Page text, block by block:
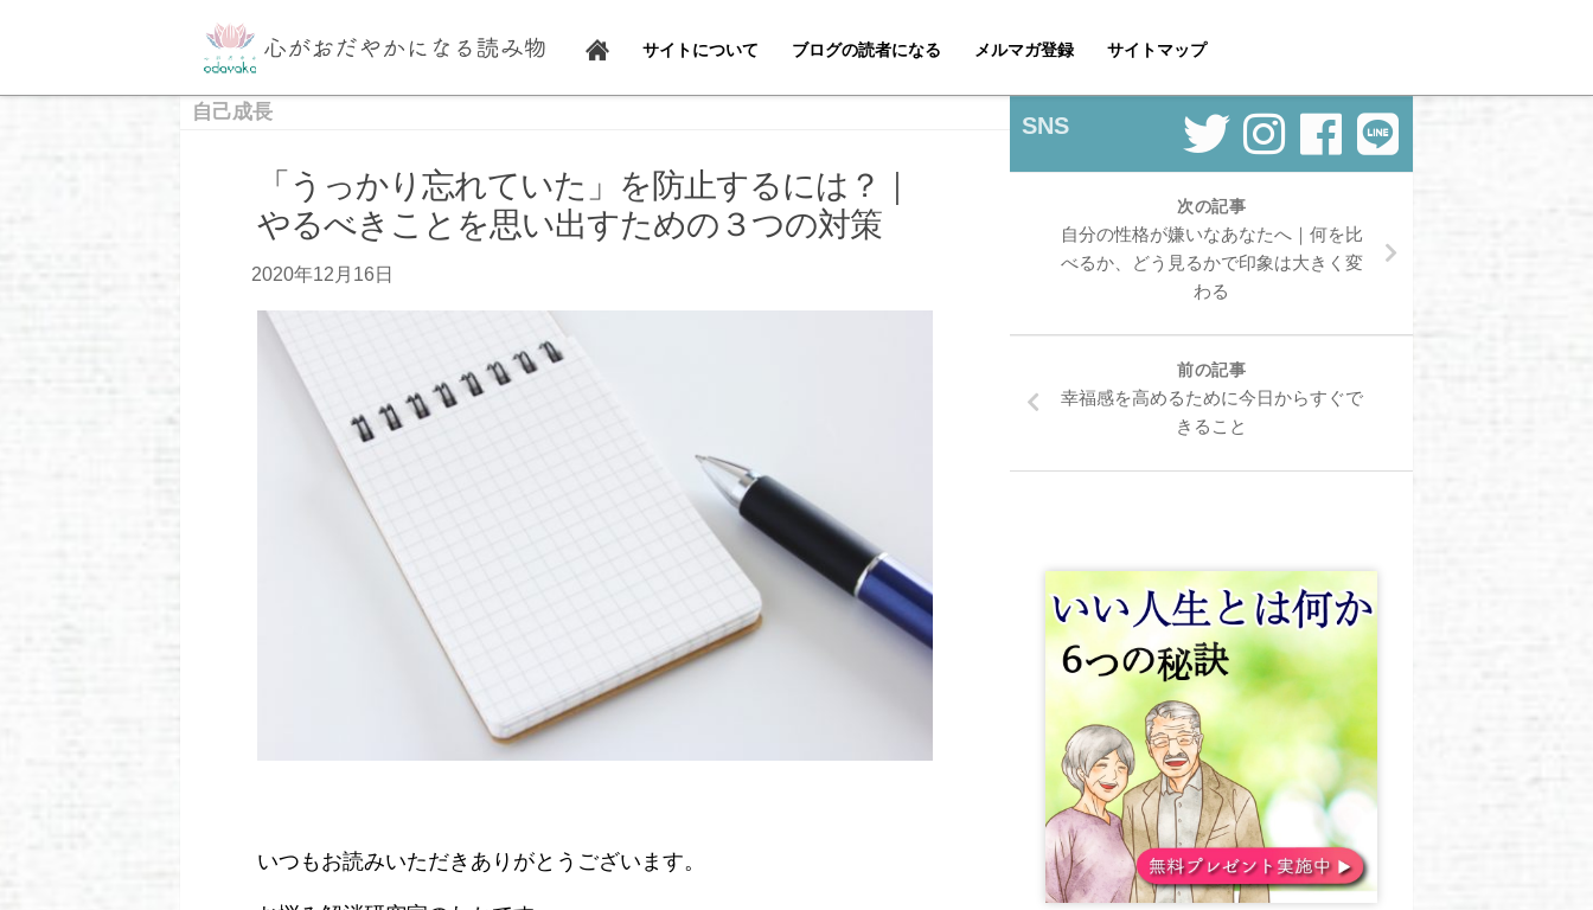
サイトについて ブログの読者になる メルマガ登録 サイトマップ
自己成長
「うっかり忘れていた」を防止するには？｜
やるべきことを思い出すための３つの対策
2020年12月16日
いつもお読みいただきありがとうございます。
SNS
次の記事
自分の性格が嫌いなあなたへ｜何を比
べるか、どう見るかで印象は大きく変
わる
前の記事
幸福感を高めるために今日からすぐで
きること